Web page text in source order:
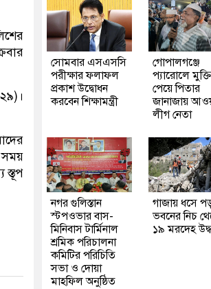
সময়
স্তূপ
সোমবার এসএসসি
পরীক্ষার ফলাফল
প্রকাশ উদ্বোধন
করবেন শিক্ষামন্ত্রী
গোপালগঞ্জে
প্যারোলে মুক্তি
পেয়ে পিতার
জানাজায়
লীগ নেতা
নগর গুলিস্তান
স্টপওভার বাস-
মিনিবাস টার্মিনাল
শ্রমিক পরিচালনা
কমিটির পরিচিতি
সভা ও দোয়া
মাহফিল অনুষ্ঠিত
গাজায় ধসে
ভবনের নিচ
১৯ মরদেহ